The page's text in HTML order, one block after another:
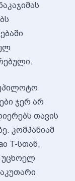
ჯერ არ
თავის
კომპანიამ
T-სთან,
უცხოელ